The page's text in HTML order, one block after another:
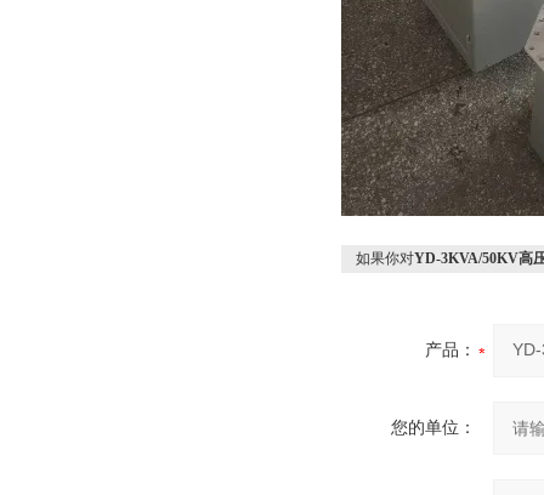
如果你对YD-3KVA/50KV高
产品：
您的单位：